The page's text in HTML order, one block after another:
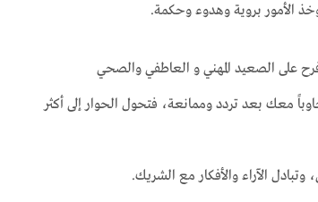
الأمور بروية وهدوء وحكمة.
معك بعد تردد وممانعة، فتحول الحوار إلى أكثر
وتبادل الآراء والأفكار مع الشريك.